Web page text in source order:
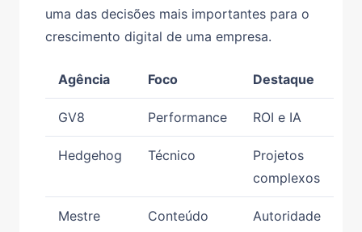
uma das decisões mais importantes para o
crescimento digital de uma empresa.
Agência Foco Destaque
GV8 Performance ROI e IA
Hedgehog Técnico
Projetos
complexos
Mestre Conteúdo Autoridade